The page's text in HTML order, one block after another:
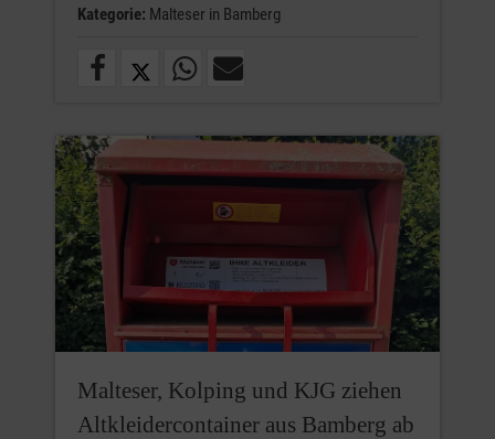
Kategorie: Malteser in Bamberg
Malteser, Kolping und KJG ziehen
Altkleidercontainer aus Bamberg ab